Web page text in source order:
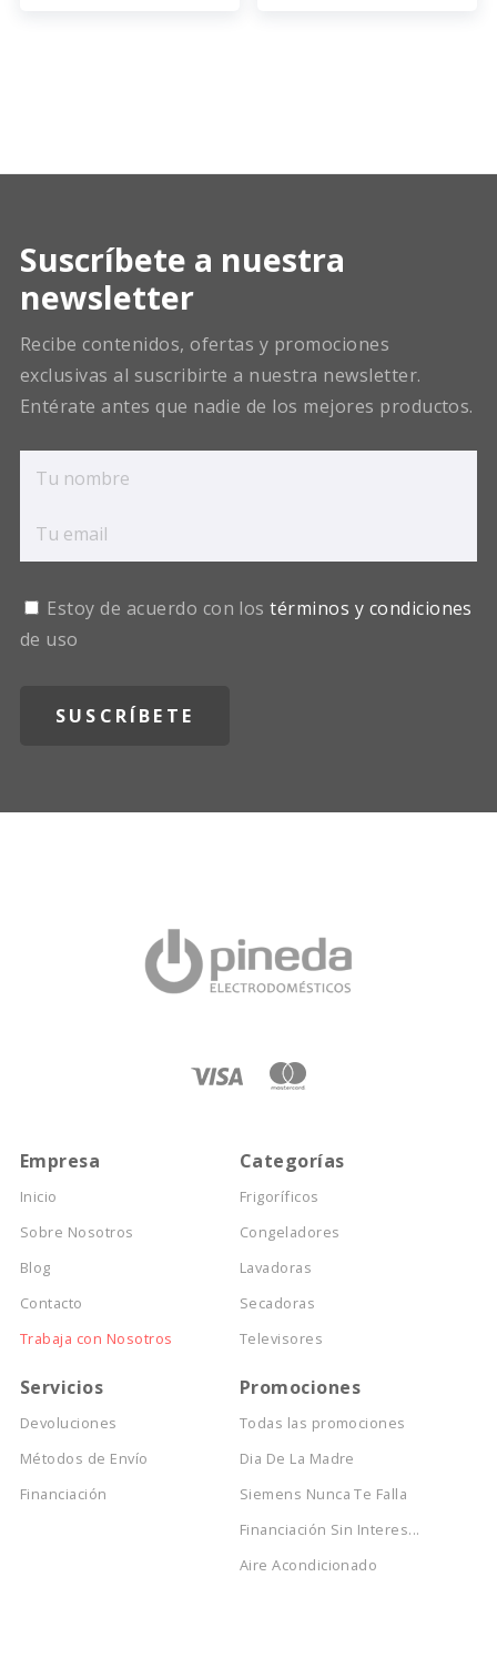
Suscríbete a nuestra
newsletter
Recibe contenidos, ofertas y promociones
exclusivas al suscribirte a nuestra newsletter.
Entérate antes que nadie de los mejores productos.
Estoy de acuerdo con lostérminos y condiciones
de uso
Empresa
Inicio
Sobre Nosotros
Blog
Contacto
Trabaja con Nosotros
Categorías
Frigoríficos
Congeladores
Lavadoras
Secadoras
Televisores
Servicios
Devoluciones
Métodos de Envío
Financiación
Promociones
Todas las promociones
Dia De La Madre
Siemens Nunca Te Falla
Financiación Sin Interes...
Aire Acondicionado